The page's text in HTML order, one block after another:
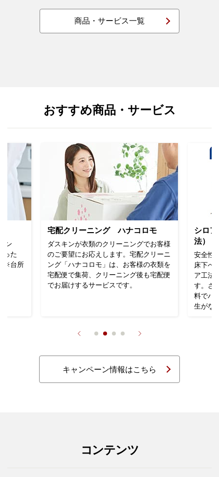
商品・サービス一覧
おすすめ商品・サービス
ン
った
※台所
宅配クリーニング ハナコロモ
ダスキンが衣類のクリーニングでお客様
のご要望にお応えします。宅配クリーニ
ング「ハナコロモ」は、お客様の衣類を
宅配便で集荷、クリーニング後も宅配便
でお届けするサービスです。
シロ
法）
安全性
床下へ
ア工法
す。さ
料でハ
生がな
キャンペーン情報はこちら
コンテンツ